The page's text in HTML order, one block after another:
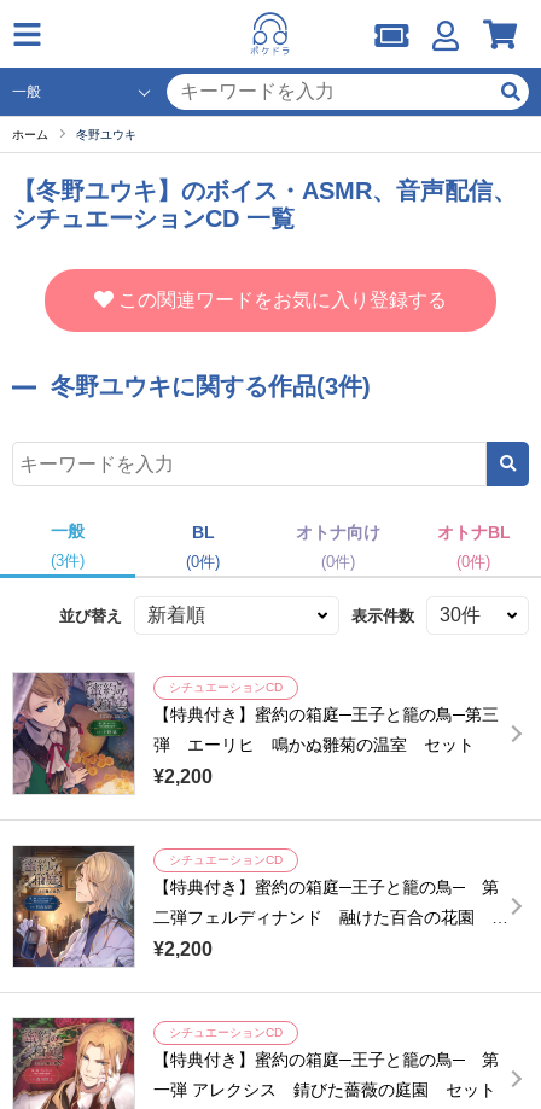
ホーム 冬野ユウキ
【冬野ユウキ】のボイス・ASMR、音声配信、
シチュエーションCD 一覧
この関連ワードをお気に入り登録する
冬野ユウキに関する作品(3件)
一般
(3件)
BL
(0件)
オトナ向け
(0件)
オトナBL
(0件)
並び替え 表示件数
シチュエーションCD
【特典付き】蜜約の箱庭─王子と籠の鳥─第三
弾 エーリヒ 鳴かぬ雛菊の温室 セット
¥2,200
シチュエーションCD
【特典付き】蜜約の箱庭─王子と籠の鳥─ 第
二弾フェルディナンド 融けた百合の花園 セ
ット
¥2,200
シチュエーションCD
【特典付き】蜜約の箱庭─王子と籠の鳥─ 第
一弾 アレクシス 錆びた薔薇の庭園 セット